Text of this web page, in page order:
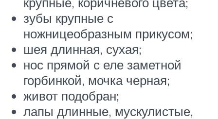
зубы крупные с
ножницеобразным прикусом;
шея длинная, сухая;
нос прямой с еле заметной
горбинкой, мочка черная;
живот подобран;
лапы длинные, мускулистые,